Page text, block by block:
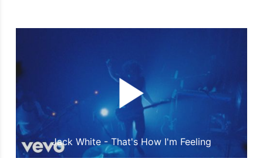
Jack White - That's How I'm Feeling